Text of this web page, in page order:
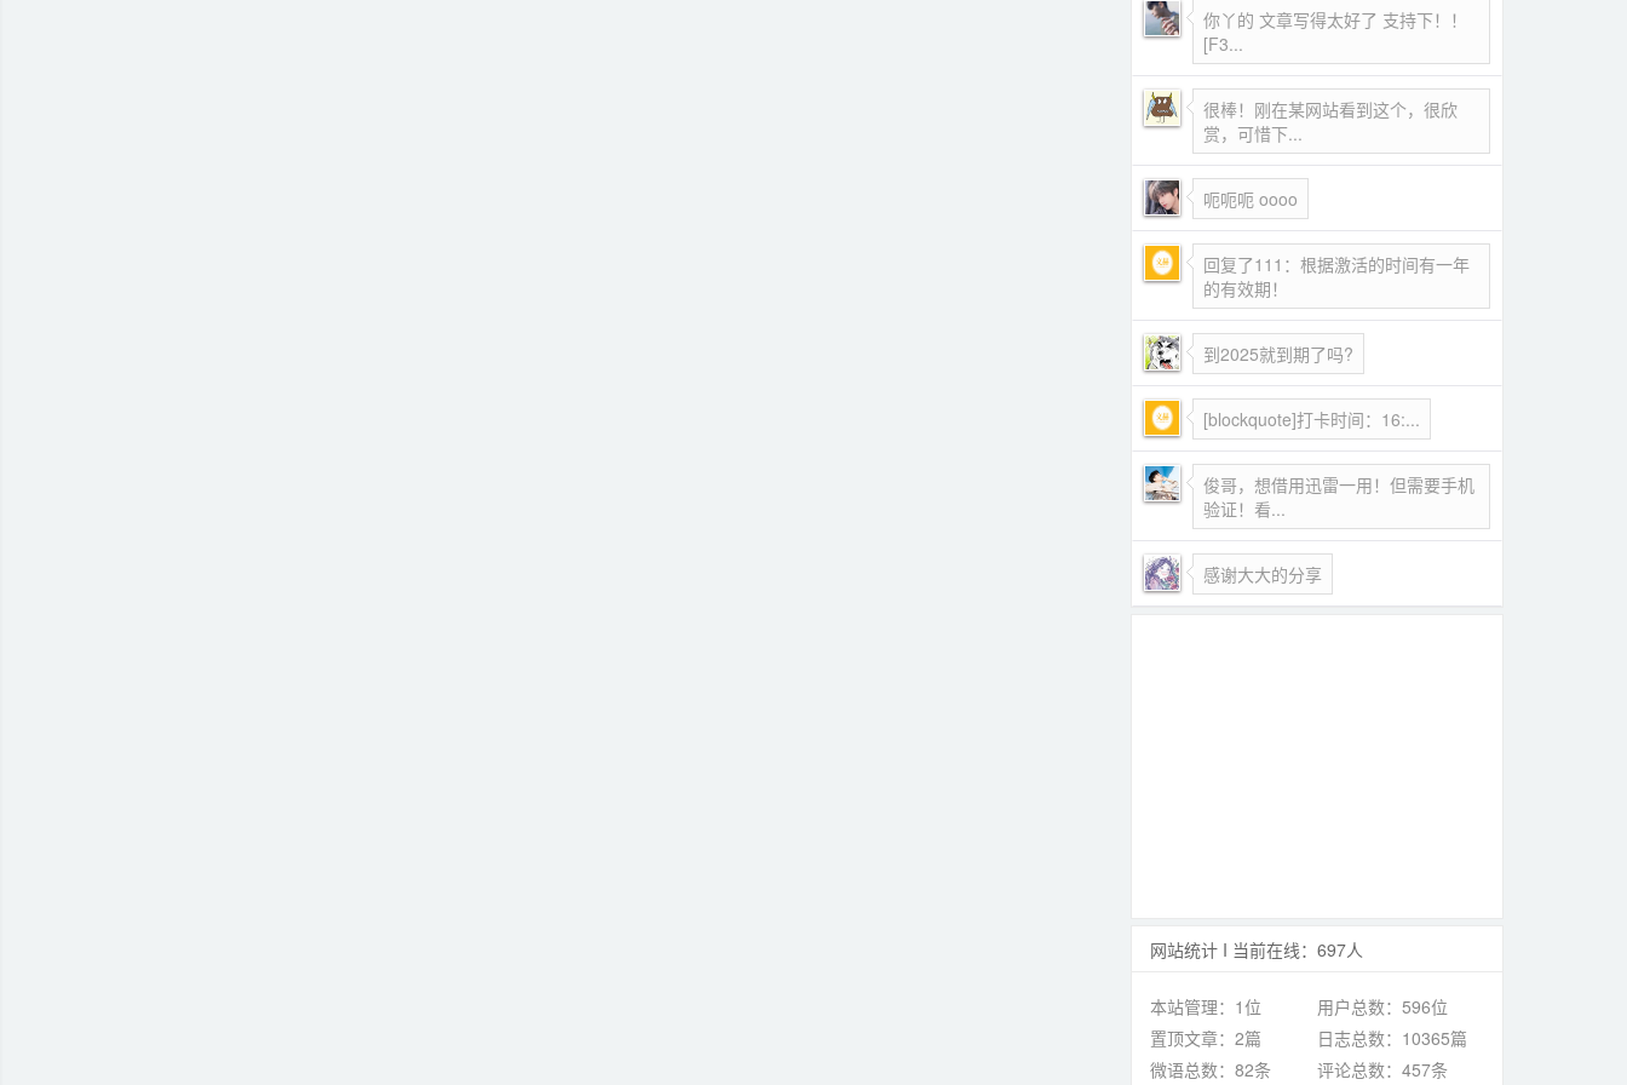
你丫的 文章写得太好了 支持下！！
[F3...
很棒！刚在某网站看到这个，很欣
赏，可惜下...
呃呃呃 oooo
回复了111：根据激活的时间有一年
的有效期！
到2025就到期了吗?
[blockquote]打卡时间：16:...
俊哥，想借用迅雷一用！但需要手机
验证！看...
感谢大大的分享
网站统计 I 当前在线：697人
本站管理：1位
用户总数：596位
置顶文章：2篇
日志总数：10365篇
微语总数：82条
评论总数：457条